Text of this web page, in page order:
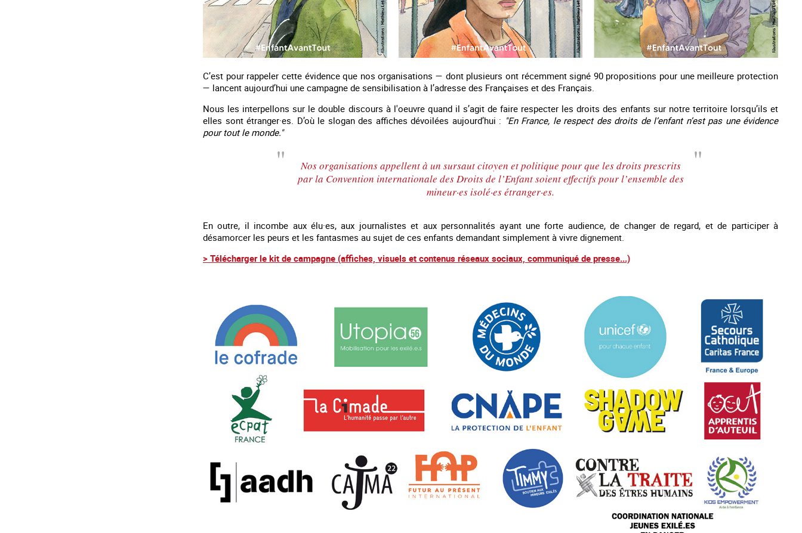
C’est pour rappeler cette évidence que nos organisations — dont plusieurs ont récemment signé 90 propositions pour une meilleure protection
— lancent aujourd’hui une campagne de sensibilisation à l’adresse des Françaises et des Français.
Nous les interpellons sur le double discours à l'oeuvre quand il s’agit de faire respecter les droits des enfants sur notre territoire lorsqu’ils et
elles sont étranger·es. D’où le slogan des affiches dévoilées aujourd’hui : "En France, le respect des droits de l’enfant n’est pas une évidence
pour tout le monde."
Nos organisations appellent à un sursaut citoyen et politique pour que les droits prescrits
par la Convention internationale des Droits de l’Enfant soient effectifs pour l’ensemble des
mineur·es isolé·es étranger·es.
En outre, il incombe aux élu·es, aux journalistes et aux personnalités ayant une forte audience, de changer de regard, et de participer à
désamorcer les peurs et les fantasmes au sujet de ces enfants demandant simplement à vivre dignement.
> Télécharger le kit de campagne (affiches, visuels et contenus réseaux sociaux, communiqué de presse...)